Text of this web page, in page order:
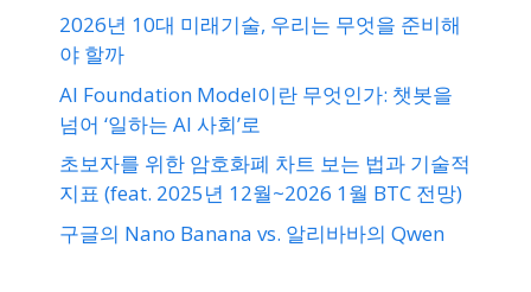
2026년 10대 미래기술, 우리는 무엇을 준비해
야 할까
AI Foundation Model이란 무엇인가: 챗봇을
넘어 ‘일하는 AI 사회’로
초보자를 위한 암호화폐 차트 보는 법과 기술적
지표 (feat. 2025년 12월~2026 1월 BTC 전망)
구글의 Nano Banana vs. 알리바바의 Qwen